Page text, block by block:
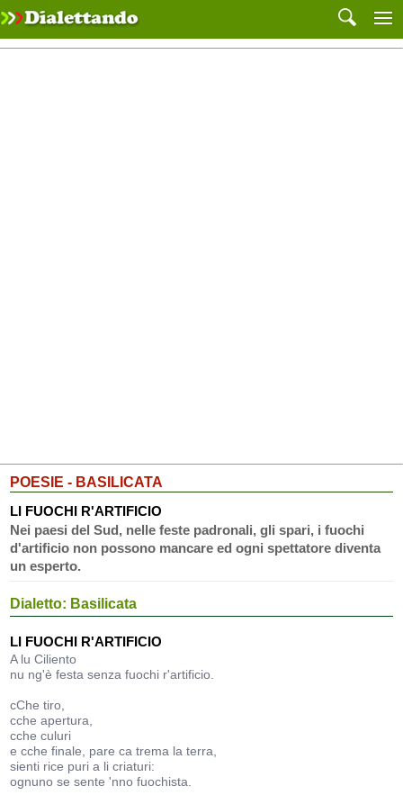
POESIE - BASILICATA
LI FUOCHI R'ARTIFICIO
Nei paesi del Sud, nelle feste padronali, gli spari, i fuochi
d'artificio non possono mancare ed ogni spettatore diventa
un esperto.
Dialetto: Basilicata
LI FUOCHI R'ARTIFICIO
A lu Ciliento
nu ng'è festa senza fuochi r'artificio.
cChe tiro,
cche apertura,
cche culuri
e cche finale, pare ca trema la terra,
sienti rice puri a li criaturi:
ognuno se sente 'nno fuochista.